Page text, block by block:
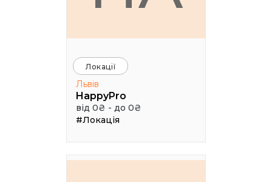
Локації
Львів
HappyPro
від 0₴ - до 0₴
#Локація